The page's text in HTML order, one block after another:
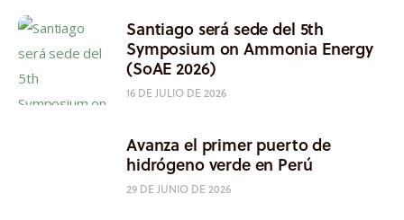
Santiago será sede del 5th
Symposium on Ammonia Energy
(SoAE 2026)
16 DE JULIO DE 2026
Avanza el primer puerto de
hidrógeno verde en Perú
29 DE JUNIO DE 2026